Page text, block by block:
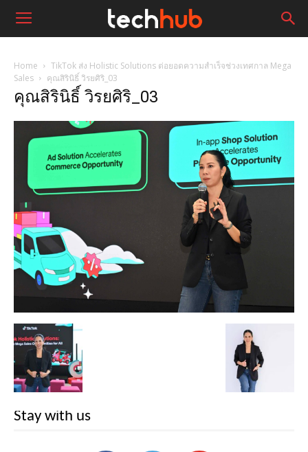
Home
TikTok ส่ง Holistic Solutions ต่อยอดความสำเร็จช่วงเทศกาล Mega
Sales
คุณสิรินิธิ์ วิรยศิริ_03
คุณสิรินิธิ์ วิรยศิริ_03
Stay with us